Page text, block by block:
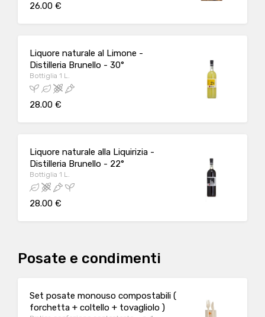
26.00 €
Liquore naturale al Limone -
Distilleria Brunello - 30°
Bottiglia 1 L.
28.00 €
Liquore naturale alla Liquirizia -
Distilleria Brunello - 22°
Bottiglia 1 L.
28.00 €
Posate e condimenti
Set posate monouso compostabili (
forchetta + coltello + tovagliolo )